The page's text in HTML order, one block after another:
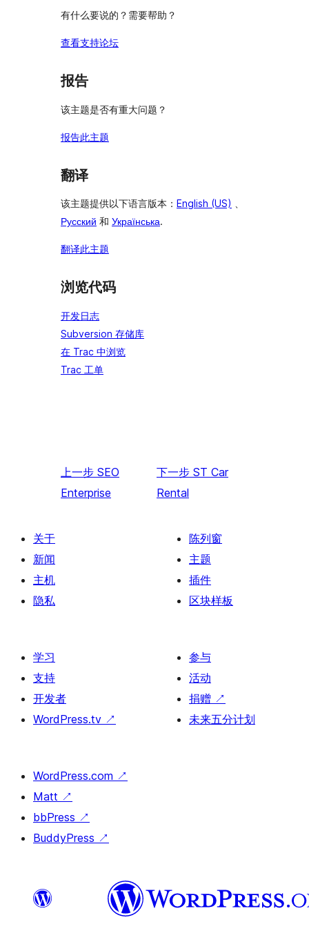
有什么要说的？需要帮助？
查看支持论坛
报告
该主题是否有重大问题？
报告此主题
翻译
该主题提供以下语言版本： English (US) 、
Русский 和 Українська.
翻译此主题
浏览代码
开发日志
Subversion 存储库
在 Trac 中浏览
Trac 工单
上一步 SEO
Enterprise
下一步 ST Car
Rental
关于
新闻
主机
隐私
陈列窗
主题
插件
区块样板
学习
支持
开发者
WordPress.tv ↗
参与
活动
捐赠 ↗
未来五分计划
WordPress.com ↗
Matt ↗
bbPress ↗
BuddyPress ↗